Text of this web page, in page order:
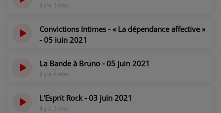
il y a 5 ans
Convictions Intimes - « La dépendance affective »
- 05 juin 2021
La Bande à Bruno - 05 juin 2021
il y a 5 ans
L'Esprit Rock - 03 juin 2021
il y a 5 ans